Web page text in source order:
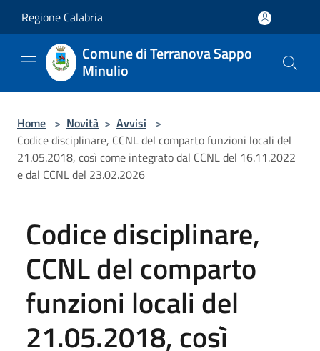
Regione Calabria
Comune di Terranova Sappo
Minulio
Home > Novità > Avvisi >
Codice disciplinare, CCNL del comparto funzioni locali del
21.05.2018, così come integrato dal CCNL del 16.11.2022
e dal CCNL del 23.02.2026
Codice disciplinare,
CCNL del comparto
funzioni locali del
21.05.2018, così